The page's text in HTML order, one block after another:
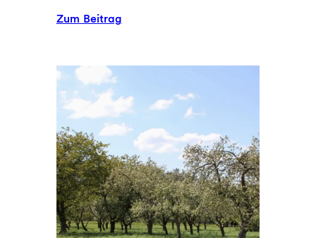
Zum Beitrag:
für
Landwirtschaft
Zukunft